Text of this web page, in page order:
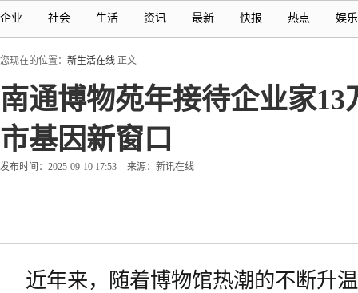
企业 社会 生活 资讯 最新 快报 热点 娱乐
您现在的位置： 新生活在线 正文
南通博物苑年接待企业家
市基因新窗口
发布时间：2025-09-10 17:53 来源：新讯在线
近年来，随着博物馆热潮的不断升